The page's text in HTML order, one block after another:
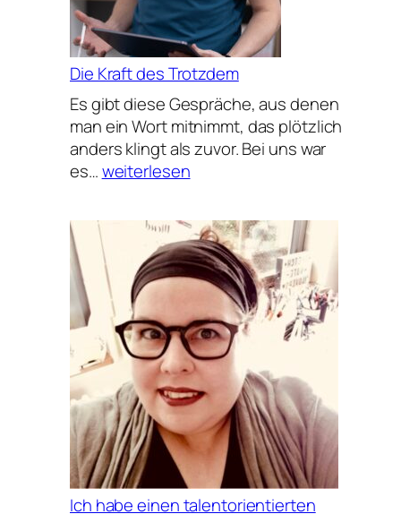
Die Kraft des Trotzdem
Es gibt diese Gespräche, aus denen
man ein Wort mitnimmt, das plötzlich
anders klingt als zuvor. Bei uns war
es…Die
des
Trotzdem
weiterlesen
Ich habe einen talentorientierten